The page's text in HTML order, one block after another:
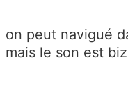
on peut navigué
mais le son est